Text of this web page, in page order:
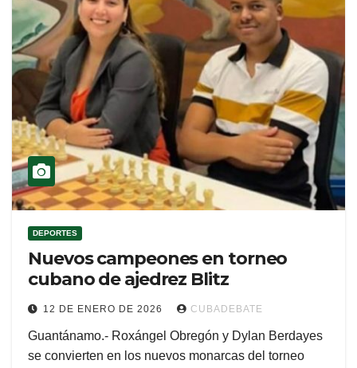
DEPORTES
Nuevos campeones en torneo
cubano de ajedrez Blitz
12 DE ENERO DE 2026 CUBADEBATE
Guantánamo.- Roxángel Obregón y Dylan Berdayes
se convierten en los nuevos monarcas del torneo